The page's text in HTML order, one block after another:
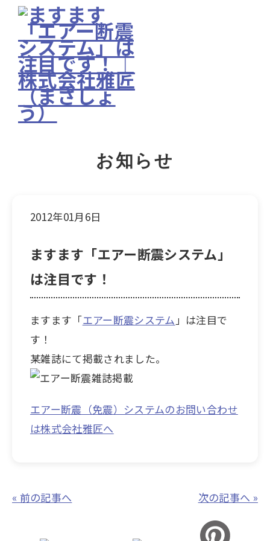
お知らせ
2012年01月6日
ますます「エアー断震システム」
は注目です！
ますます「エアー断震システム」は注目で
す！
某雑誌にて掲載されました。
エアー断震（免震）システムのお問い合わせ
は株式会社雅匠へ
« 前の記事へ 次の記事へ »